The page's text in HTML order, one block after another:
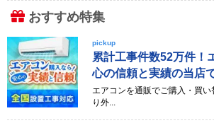
おすすめ特集
pickup
累計工事件数52万件！
心の信頼と実績の当店
エアコンを通販でご購入・買
り外...